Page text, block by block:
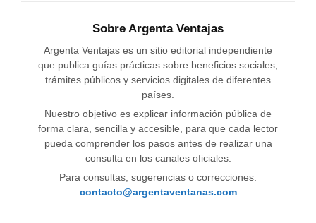
Sobre Argenta Ventajas
Argenta Ventajas es un sitio editorial independiente
que publica guías prácticas sobre beneficios sociales,
trámites públicos y servicios digitales de diferentes
países.
Nuestro objetivo es explicar información pública de
forma clara, sencilla y accesible, para que cada lector
pueda comprender los pasos antes de realizar una
consulta en los canales oficiales.
Para consultas, sugerencias o correcciones:
contacto@argentaventanas.com